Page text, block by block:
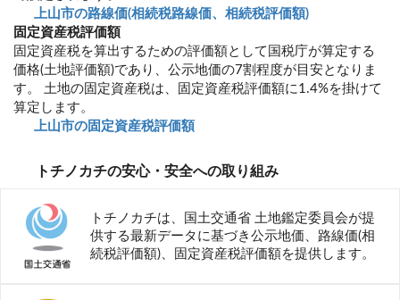
上山市の路線価(相続税路線価、相続税評価額)
固定資産税評価額
固定資産税を算出するための評価額として国税庁が算定する
価格(土地評価額)であり、公示地価の7割程度が目安となりま
す。 土地の固定資産税は、固定資産税評価額に1.4%を掛けて
算定します。
上山市の固定資産税評価額
トチノカチの安心・安全への取り組み
トチノカチは、国土交通省 土地鑑定委員会が提
供する最新データに基づき公示地価、路線価(相
続税評価額)、固定資産税評価額を提供します。